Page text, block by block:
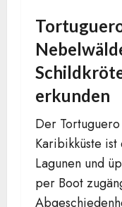
erkunden
Der
Karibikküste ist
Lagunen und
per Boot